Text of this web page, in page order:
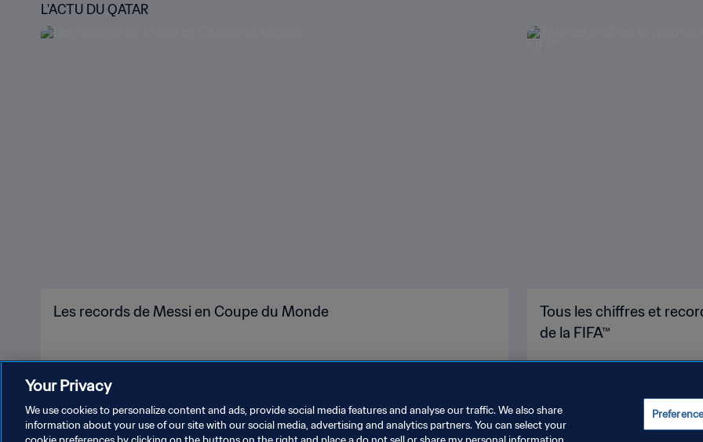
L'ACTU DU QATAR
Les records de Messi en Coupe du Monde
Tous les chiffres et
de la FIFA™
Your Privacy
We use cookies to personalize content and ads, provide social media features and analyse our traffic. We also share
information about your use of our site with our social media, advertising and analytics partners. You can select your